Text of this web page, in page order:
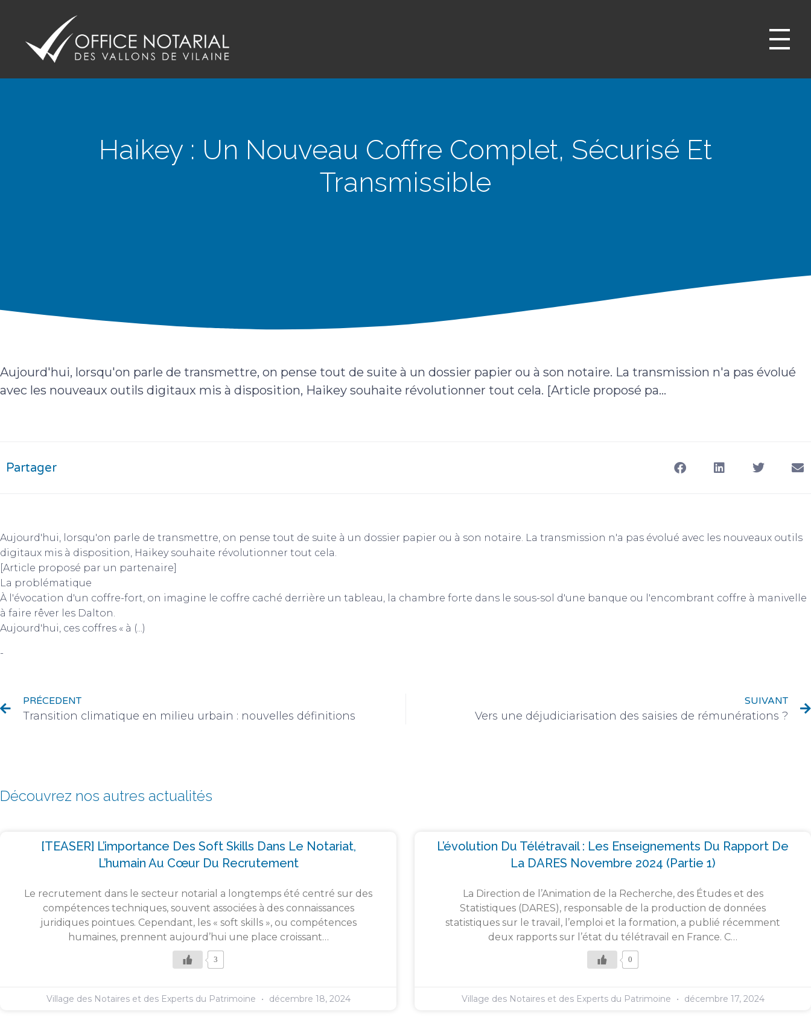
Haikey : Un Nouveau Coffre Complet, Sécurisé Et
Transmissible
Aujourd'hui, lorsqu'on parle de transmettre, on pense tout de suite à un dossier papier ou à son notaire. La transmission n'a pas évolué
avec les nouveaux outils digitaux mis à disposition, Haikey souhaite révolutionner tout cela. [Article proposé pa...
Partager
Aujourd'hui, lorsqu'on parle de transmettre, on pense tout de suite à un dossier papier ou à son notaire. La transmission n'a pas évolué avec les nouveaux outils
digitaux mis à disposition, Haikey souhaite révolutionner tout cela.
[Article proposé par un partenaire]
La problématique
À l'évocation d'un coffre-fort, on imagine le coffre caché derrière un tableau, la chambre forte dans le sous-sol d'une banque ou l'encombrant coffre à manivelle
à faire rêver les Dalton.
Aujourd'hui, ces coffres « à (...)
-
PRÉCEDENT
Transition climatique en milieu urbain : nouvelles définitions
SUIVANT
Vers une déjudiciarisation des saisies de rémunérations ?
Découvrez nos autres actualités
[TEASER] L’importance Des Soft Skills Dans Le Notariat,
L’humain Au Cœur Du Recrutement
Le recrutement dans le secteur notarial a longtemps été centré sur des
compétences techniques, souvent associées à des connaissances
juridiques pointues. Cependant, les « soft skills », ou compétences
humaines, prennent aujourd’hui une place croissant…
3
Village des Notaires et des Experts du Patrimoine décembre 18, 2024
L’évolution Du Télétravail : Les Enseignements Du Rapport De
La DARES Novembre 2024 (partie 1)
La Direction de l’Animation de la Recherche, des Études et des
Statistiques (DARES), responsable de la production de données
statistiques sur le travail, l’emploi et la formation, a publié récemment
deux rapports sur l’état du télétravail en France. C…
0
Village des Notaires et des Experts du Patrimoine décembre 17, 2024